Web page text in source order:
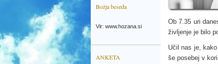
Božja beseda
Vir: www.hozana.si
ANKETA
Ob 7.35 uri
življenje je bilo
Učil nas je,
še posebej v